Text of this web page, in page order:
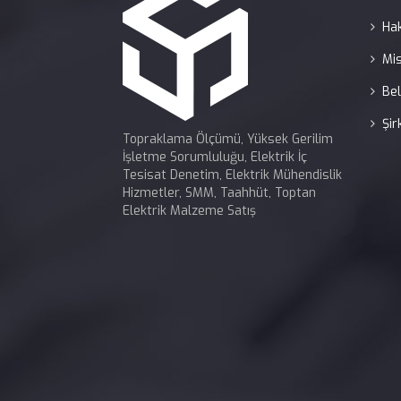
Topraklama Ölçümü, Yüksek Gerilim
İşletme Sorumluluğu, Elektrik İç
Tesisat Denetim, Elektrik Mühendislik
Hizmetler, SMM, Taahhüt, Toptan
Elektrik Malzeme Satış